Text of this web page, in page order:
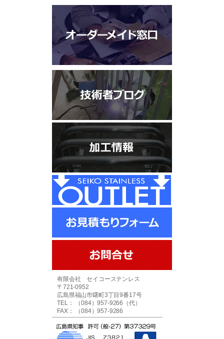
有限会社 セイコーステンレス
〒721-0952
広島県福山市曙町3丁目9番17号
TEL： （084）957-9266（代）
FAX： （084）957-9286